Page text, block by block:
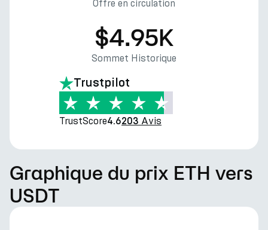
Offre en circulation
$4.95K
Sommet Historique
Trustpilot
TrustScore4.6203 Avis
Graphique du prix ETH vers
USDT